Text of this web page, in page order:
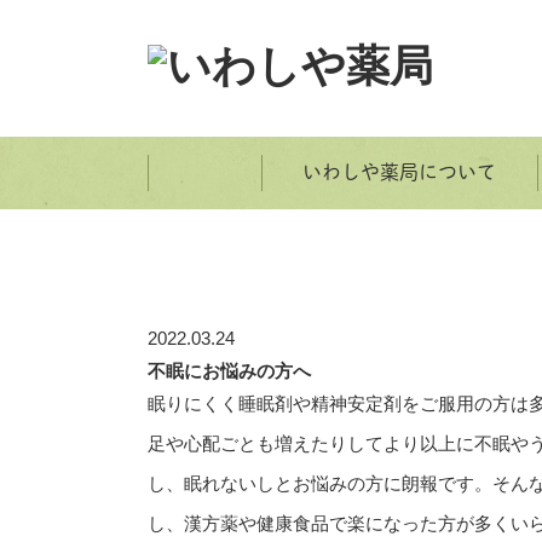
ホーム
いわしや薬局について
2022.03.24
不眠にお悩みの方へ
眠りにくく睡眠剤や精神安定剤をご服用の方は
足や心配ごとも増えたりしてより以上に不眠
し、眠れないしとお悩みの方に朗報です。そ
し、漢方薬や健康食品で楽になった方が多くい